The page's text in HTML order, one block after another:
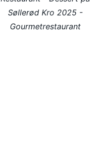
Søllerød Kro 2025 -
Gourmetrestaurant